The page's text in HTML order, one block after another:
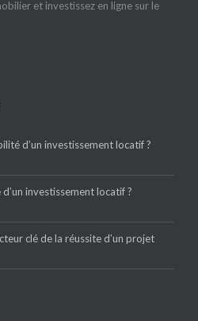
et investissez en ligne sur le
d’un investissement locatif ?
investissement locatif ?
clé de la réussite d’un projet